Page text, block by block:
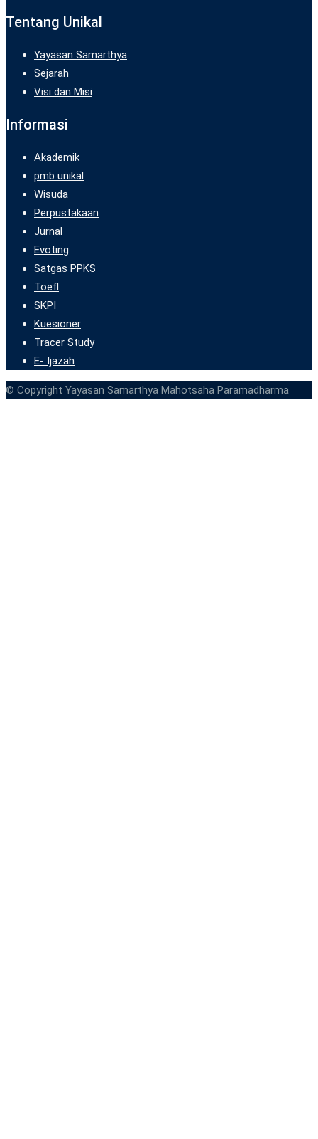
Tentang Unikal
Yayasan Samarthya
Sejarah
Visi dan Misi
Informasi
Akademik
pmb unikal
Wisuda
Perpustakaan
Jurnal
Evoting
Satgas PPKS
Toefl
SKPI
Kuesioner
Tracer Study
E- Ijazah
© Copyright Yayasan Samarthya Mahotsaha Paramadharma